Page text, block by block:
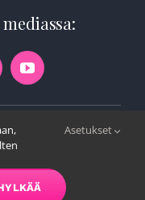
oikeudet pidätetään |
Asetukset